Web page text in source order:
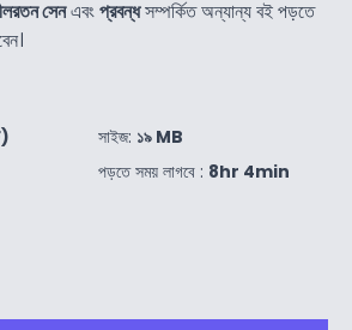
সেনএবংপ্রবন্ধসম্পর্কিত অন্যান্য বই পড়তে
সাইজ: ১৯ MB
পড়তে সময় লাগবে : 8hr 4min